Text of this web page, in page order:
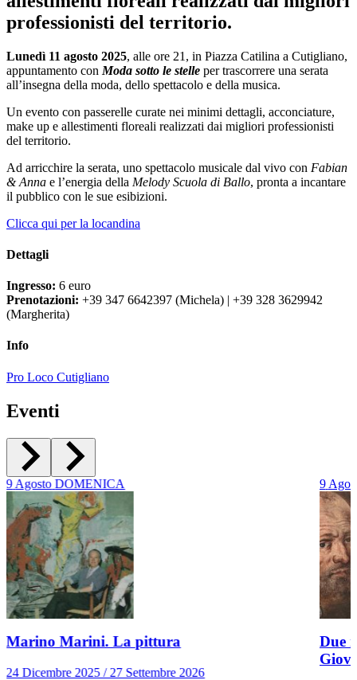
professionisti del territorio.
Lunedì 11 agosto 2025, alle ore 21, in Piazza Catilina a Cutigliano,
appuntamento con Moda sotto le stelle per trascorrere una serata
all’insegna della moda, dello spettacolo e della musica.
Un evento con passerelle curate nei minimi dettagli, acconciature,
make up e allestimenti floreali realizzati dai migliori professionisti
del territorio.
Ad arricchire la serata, uno spettacolo musicale dal vivo con Fabian
& Anna e l’energia della Melody Scuola di Ballo, pronta a incantare
il pubblico con le sue esibizioni.
Clicca qui per la locandina
Dettagli
Ingresso: 6 euro
Prenotazioni: +39 347 6642397 (Michela) | +39 328 3629942
(Margherita)
Info
Pro Loco Cutigliano
Eventi
9Agosto DOMENICA
Marino Marini. La pittura
24 Dicembre 2025 / 27 Settembre 2026
9
Due